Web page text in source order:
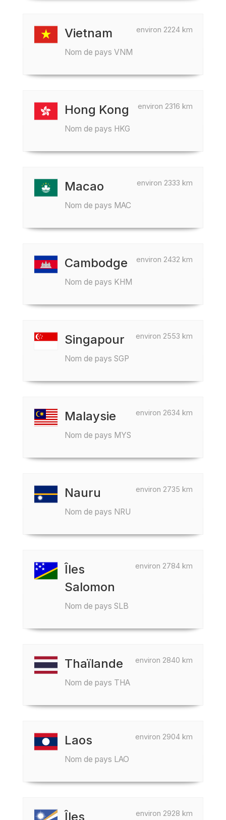
environ 2224 km
Vietnam
Nom de pays VNM
environ 2316 km
Hong Kong
Nom de pays HKG
environ 2333 km
Macao
Nom de pays MAC
environ 2432 km
Cambodge
Nom de pays KHM
environ 2553 km
Singapour
Nom de pays SGP
environ 2634 km
Malaysie
Nom de pays MYS
environ 2735 km
Nauru
Nom de pays NRU
environ 2784 km
Îles
Salomon
Nom de pays SLB
environ 2840 km
Thaïlande
Nom de pays THA
environ 2904 km
Laos
Nom de pays LAO
environ 2928 km
Îles